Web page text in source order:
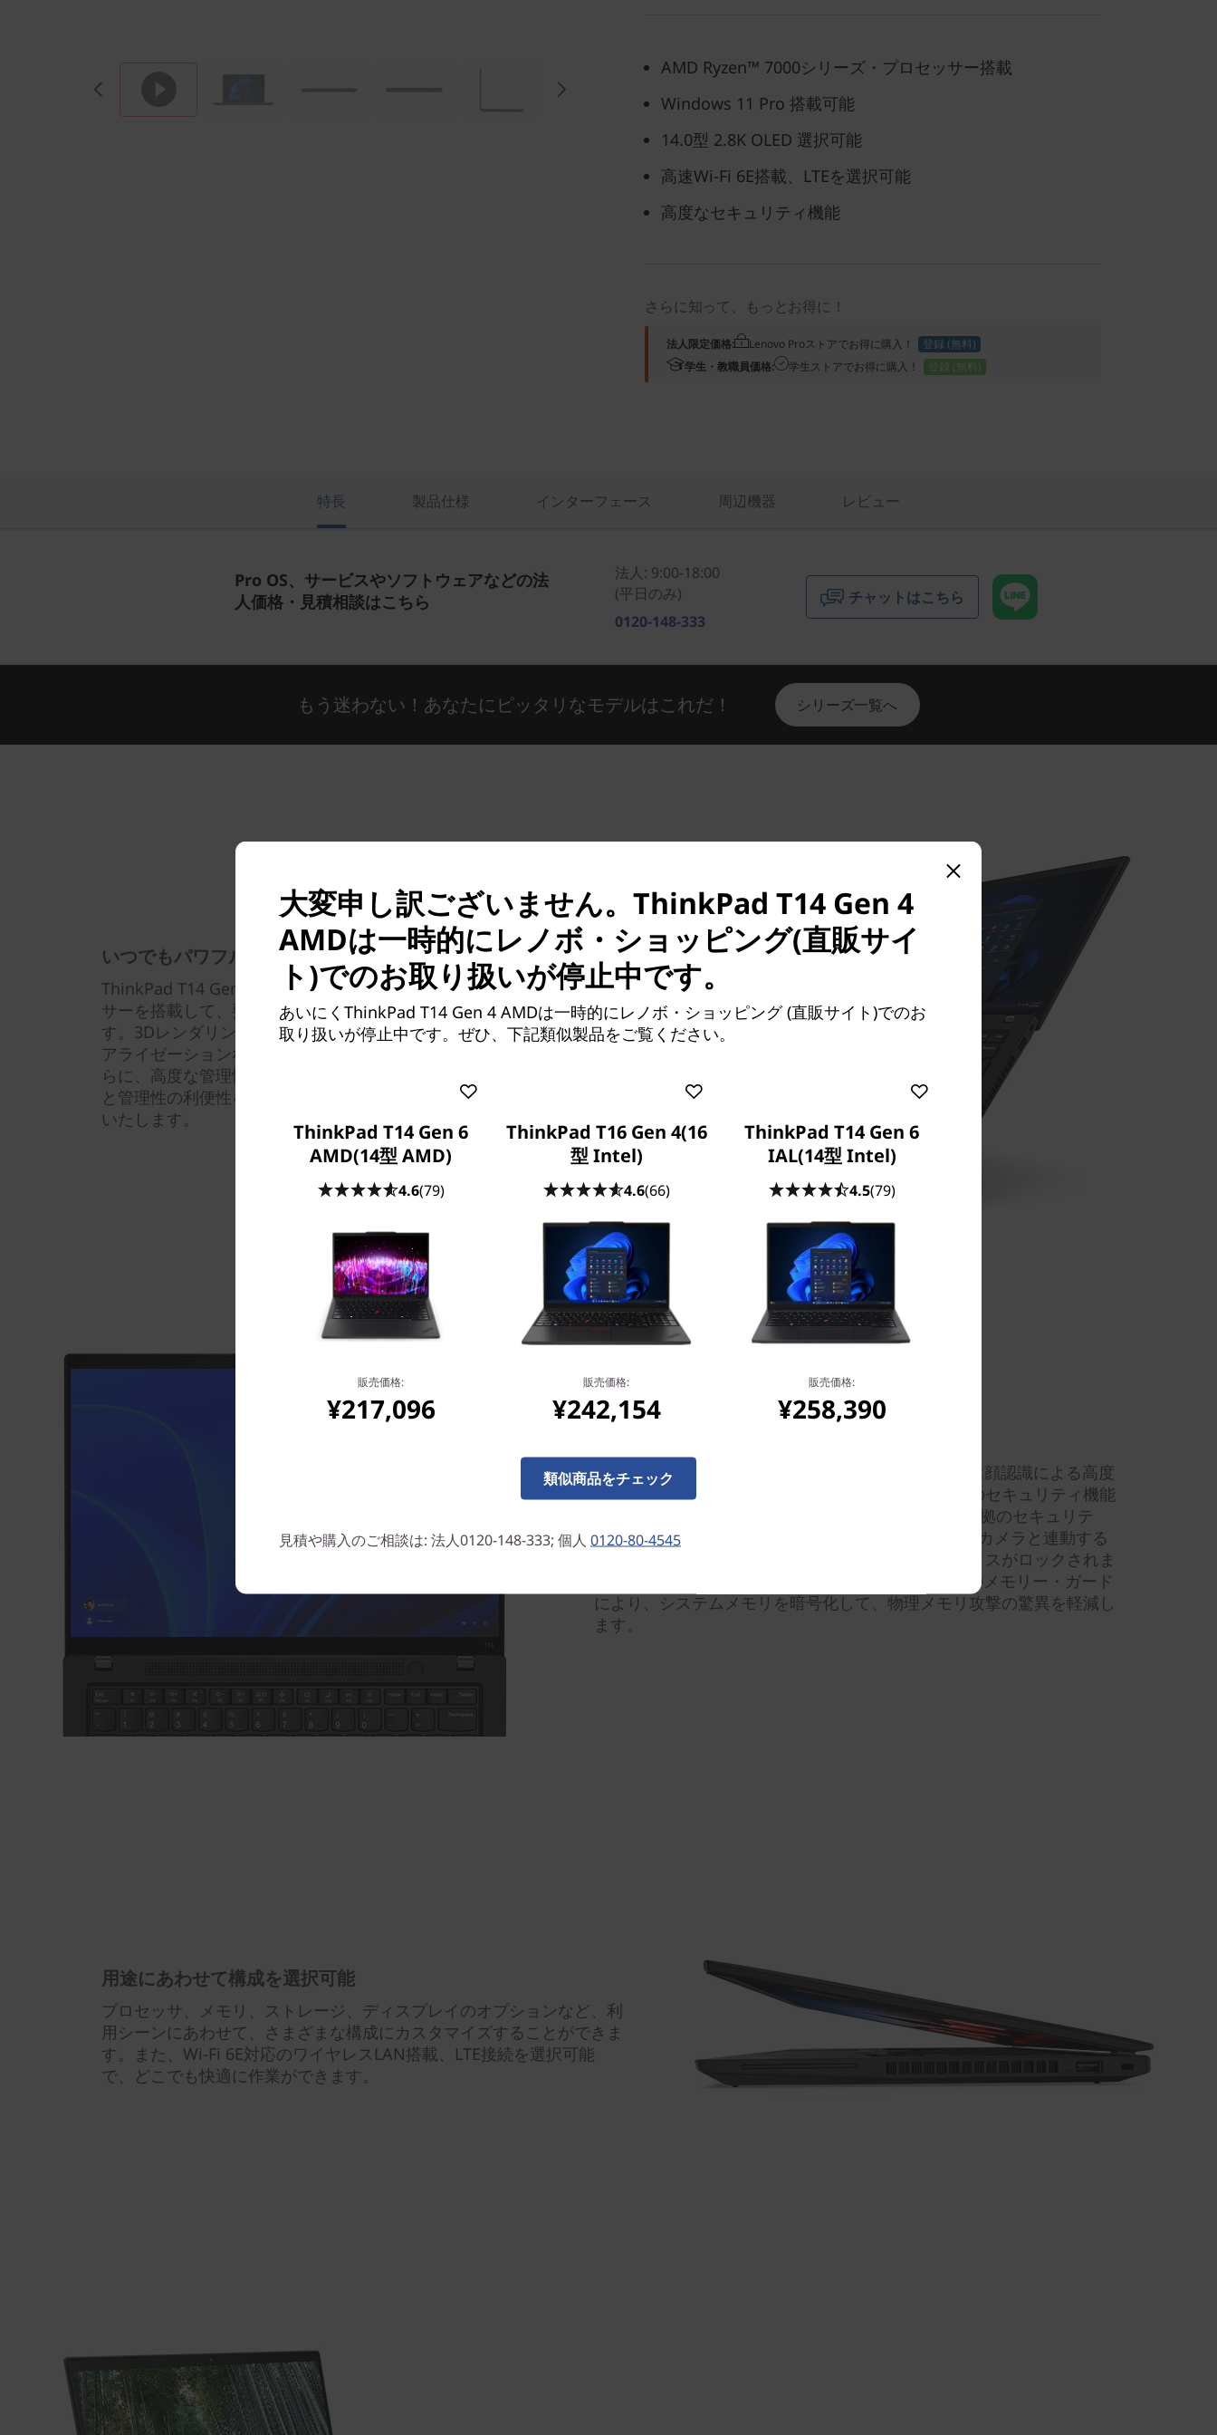
AMD Ryzen™ 7000シリーズ・プロセッサー搭載
Windows 11 Pro 搭載可能
14.0型 2.8K OLED 選択可能
高速Wi-Fi 6E搭載、LTEを選択可能
高度なセキュリティ機能
さらに知って、もっとお得に！
法人限定価格: Lenovo Proストアでお得に購入！
登録 (無料)
学生・教職員価格:
学生ストアでお得に購入！ 登録 (無料)
特長 製品仕様 インターフェース 周辺機器 レビュー
Pro OS、サービスやソフトウェアなどの法
人価格・見積相談はこちら
法人: 9:00-18:00
(平日のみ)
0120-148-333
チャットはこちら
もう迷わない！あなたにピッタリなモデルはこれだ！ シリーズ一覧へ
いつでもパワフルに
ThinkPad T14 Gen 4 AMDは、 AMD Ryzen™ 7000シリーズ・プロセッ
サーを搭載して、要求の厳しいタスクにも対応できるパワーを発揮しま
す。3Dレンダリング、大容量の動画ファイルのエクスポート、ビジュ
アライゼーションなど、快適にこなすパフォーマンスを提供します。さ
らに、高度な管理性とセキュリティにより、IT管理者にはリモート展開
と管理性の利便性を、ユーザーにはデバイスのセキュリティ強化を提供
いたします。
電源ボタン内蔵の指紋センサー、IRカメラを選択時は顔認識による高度
なセキュリティを搭載。包括的なエンドツーエンドのセキュリティ機能
のThinkShieldがシステムを保護します。TCG V2.0準拠のセキュリテ
ィ・チップ(TPM)によりデータを暗号化できます。IRカメラと連動する
人体検知機能により、席から離れると自動的にデバイスがロックされま
す。さらに、AMD Ryzen™ PRO プロセッサーのAMDメモリー・ガード
により、システムメモリを暗号化して、物理メモリ攻撃の驚異を軽減し
ます。
用途にあわせて構成を選択可能
プロセッサ、メモリ、ストレージ、ディスプレイのオプションなど、利
用シーンにあわせて、さまざまな構成にカスタマイズすることができま
す。また、Wi-Fi 6E対応のワイヤレスLAN搭載、LTE接続を選択可能
で、どこでも快適に作業ができます。
大変申し訳ございません。ThinkPad T14 Gen 4
AMDは一時的にレノボ・ショッピング(直販サイ
ト)でのお取り扱いが停止中です。
あいにくThinkPad T14 Gen 4 AMDは一時的にレノボ・ショッピング (直販サイト)でのお
取り扱いが停止中です。ぜひ、下記類似製品をご覧ください。
ThinkPad T14 Gen 6
AMD(14型 AMD)
4.6(79)
販売価格:
¥217,096
ThinkPad T16 Gen 4(16
型 Intel)
4.6(66)
販売価格:
¥242,154
ThinkPad T14 Gen 6
IAL(14型 Intel)
4.5(79)
販売価格:
¥258,390
類似商品をチェック
見積や購入のご相談は: 法人0120-148-333; 個人 0120-80-4545